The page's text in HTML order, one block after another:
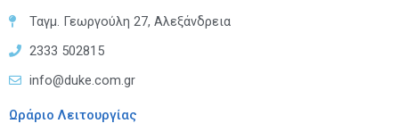
Ταγμ. Γεωργούλη 27, Αλεξάνδρεια
2333 502815
info@duke.com.gr
Ωράριο Λειτουργίας